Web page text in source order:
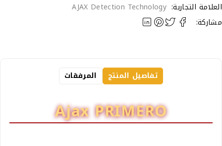
التجارية: AJAX Detection Technology
تفاصيل المنتج المرفقات
Ajax PRIMERO